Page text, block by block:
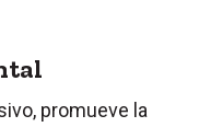
promueve la